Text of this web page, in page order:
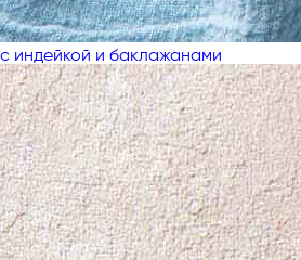
индейкой и баклажанами